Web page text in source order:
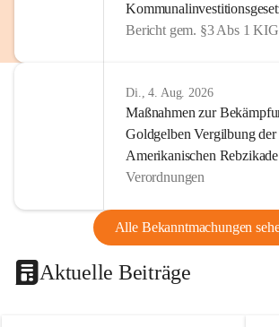
Bericht gem. §3 Abs 1
Di., 4. Aug. 2026
Maßnahmen zur
Goldgelben Vergilbung der
Amerikanischen Rebzikade
Verordnungen
Alle Bekanntmachungen
Aktuelle Beiträge